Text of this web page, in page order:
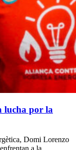
lucha por la
Domi Lorenzo
a la